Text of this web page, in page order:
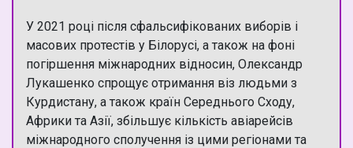
У 2021 році після сфальсифікованих виборів і
масових протестів у Білорусі, а також на фоні
погіршення міжнародних відносин, Олександр
Лукашенко спрощує отримання віз людьми з
Курдистану, а також країн Середнього Сходу,
Африки та Азії, збільшує кількість авіарейсів
міжнародного сполучення із цими регіонами та